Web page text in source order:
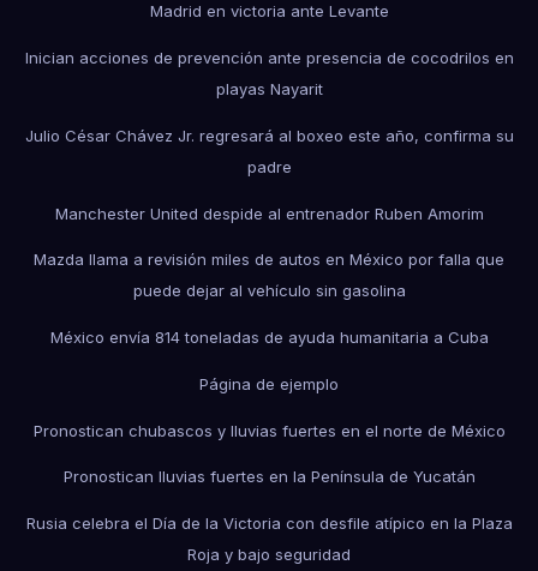
Madrid en victoria ante Levante
Inician acciones de prevención ante presencia de cocodrilos en
playas Nayarit
Julio César Chávez Jr. regresará al boxeo este año, confirma su
padre
Manchester United despide al entrenador Ruben Amorim
Mazda llama a revisión miles de autos en México por falla que
puede dejar al vehículo sin gasolina
México envía 814 toneladas de ayuda humanitaria a Cuba
Página de ejemplo
Pronostican chubascos y lluvias fuertes en el norte de México
Pronostican lluvias fuertes en la Península de Yucatán
Rusia celebra el Día de la Victoria con desfile atípico en la Plaza
Roja y bajo seguridad